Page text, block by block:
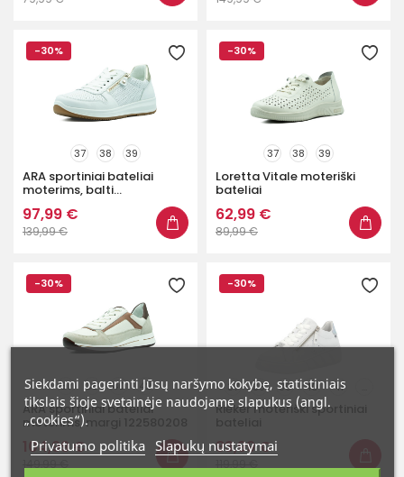
-30%
37 38 39
ARA sportiniai bateliai
moterims, balti...
97,99 €
139,99 €
-30%
37 38 39
Loretta Vitale moteriški
bateliai
62,99 €
89,99 €
-30%
37 38 40 42
ARA sportiniai bateliai
moterims, margi 122580208
104,99 €
-30%
37 38 39 40 41
Rieker moteriški sportiniai
83,99 €
Siekdami pagerinti Jūsų naršymo kokybę, statistiniais
tikslais šioje svetainėje naudojame slapukus (angl.
„cookies“).
Privatumo politika Slapukų nustatymai